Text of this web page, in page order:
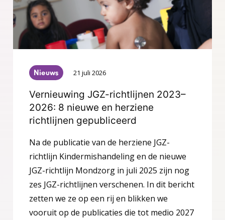
Nieuws 21 juli 2026
Vernieuwing JGZ-richtlijnen 2023–
2026: 8 nieuwe en herziene
richtlijnen gepubliceerd
Na de publicatie van de herziene JGZ-
richtlijn Kindermishandeling en de nieuwe
JGZ-richtlijn Mondzorg in juli 2025 zijn nog
zes JGZ-richtlijnen verschenen. In dit bericht
zetten we ze op een rij en blikken we
vooruit op de publicaties die tot medio 2027